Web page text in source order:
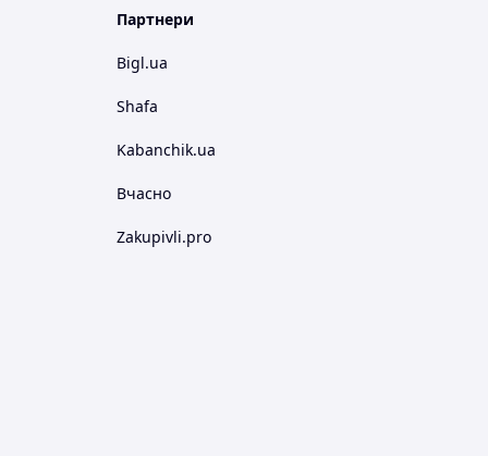
Партнери
Bigl.ua
Shafa
Kabanchik.ua
Вчасно
Zakupivli.pro